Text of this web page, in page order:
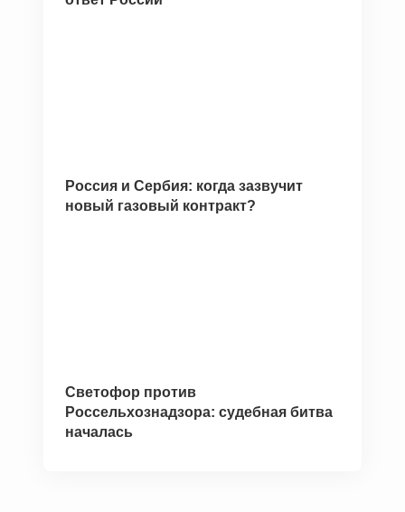
Россия и Сербия: когда зазвучит
новый газовый контракт?
Светофор против
Россельхознадзора: судебная битва
началась